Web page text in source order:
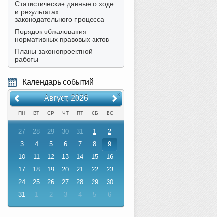
Статистические данные о ходе
и результатах
законодательного процесса
Порядок обжалования
нормативных правовых актов
Планы законопроектной
работы
Календарь событий
Август, 2026 »
ПН ВТ СР ЧТ ПТ СБ ВС
27 28 29 30 31 1
2
3
4 5 6 7 8
9
10
11 12 13 14 15
16
17
18 19 20 21 22
23
24
25 26 27 28 29
30
31
1 2 3 4 5 6